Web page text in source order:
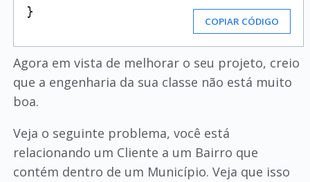
}
COPIAR CÓDIGO
Agora em vista de melhorar o seu projeto, creio
que a engenharia da sua classe não está muito
boa.
Veja o seguinte problema, você está
relacionando um Cliente a um Bairro que
contém dentro de um Município. Veja que isso